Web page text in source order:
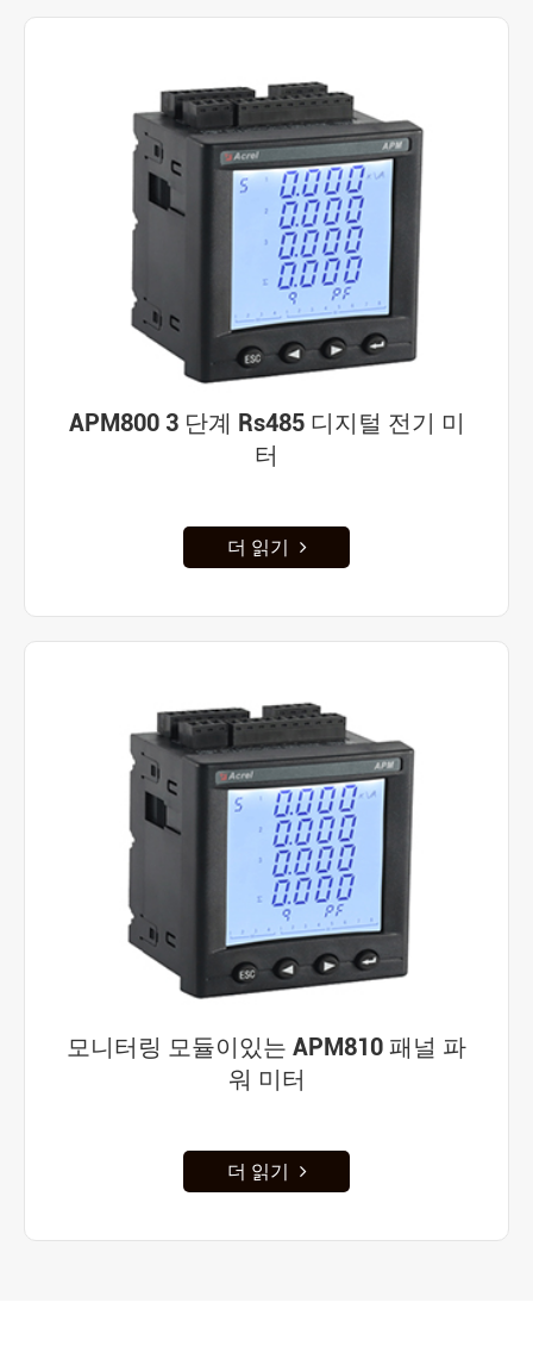
APM800 3 단계 Rs485 디지털 전기 미
터
더 읽기
모니터링 모듈이있는 APM810 패널 파
워 미터
더 읽기